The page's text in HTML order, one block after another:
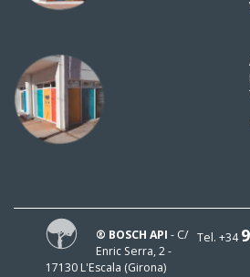
Tel. +34
® BOSCH API - C/
Enric Serra, 2 -
17130 L'Escala (Girona)